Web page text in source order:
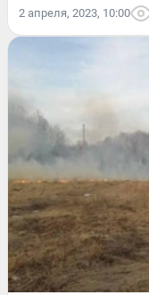
2 апреля, 2023, 10:00